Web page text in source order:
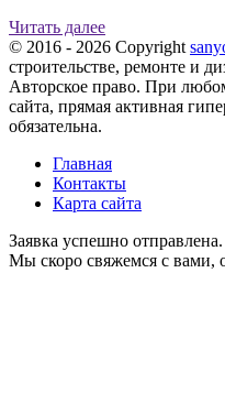
Читать далее
© 2016 - 2026 Copyright
строительстве, ремонте и
Авторское право. При
сайта, прямая активная
обязательна.
Главная
Контакты
Карта сайта
Заявка успешно отправлена.
Мы скоро свяжемся с вами,